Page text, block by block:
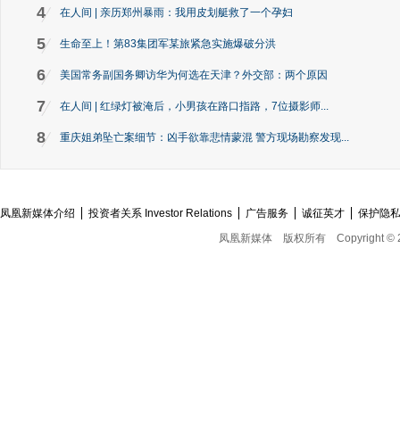
4 在人间 | 亲历郑州暴雨：我用皮划艇救了一个孕妇
5 生命至上！第83集团军某旅紧急实施爆破分洪
6 美国常务副国务卿访华为何选在天津？外交部：两个原因
7 在人间 | 红绿灯被淹后，小男孩在路口指路，7位摄影师...
8 重庆姐弟坠亡案细节：凶手欲靠悲情蒙混 警方现场勘察发现...
凤凰新媒体介绍 投资者关系 Investor Relations 广告服务 诚征英才
保护隐
凤凰新媒体
版权所有 Copyright ©